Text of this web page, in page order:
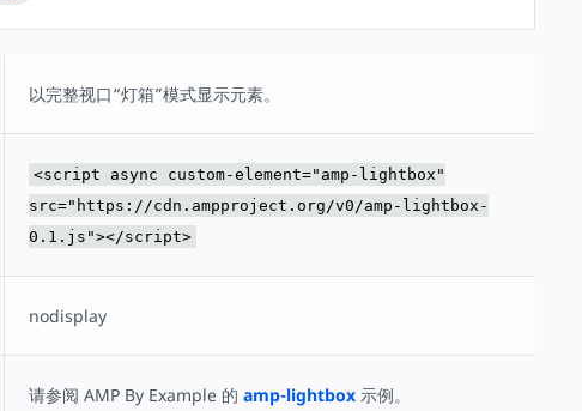
以完整视口“灯箱”模式显示元素。
<script async custom-element="amp-lightbox"
src="https://cdn.ampproject.org/v0/amp-lightbox-
0.1.js"></script>
nodisplay
请参阅 AMP By Example 的 amp-lightbox示例。